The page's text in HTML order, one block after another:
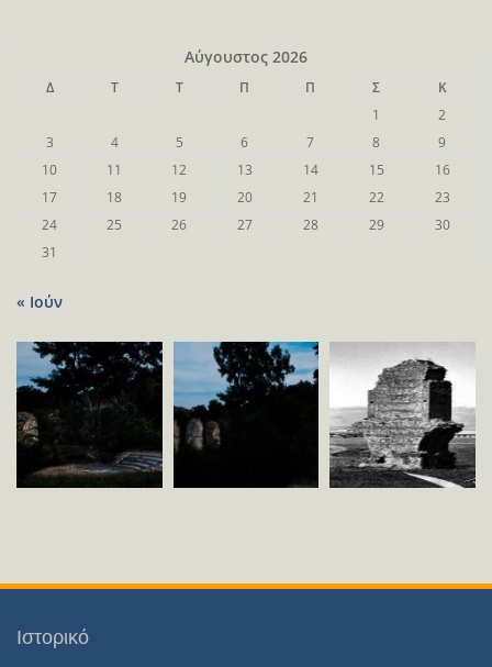
Αύγουστος 2026
Δ Τ Τ Π Π Σ
Κ
1
2
3
4 5 6 7 8
9
10
11 12 13 14 15
16
17
18 19 20 21 22
23
24
25 26 27 28 29
30
31
« Ιούν
Ιστορικό